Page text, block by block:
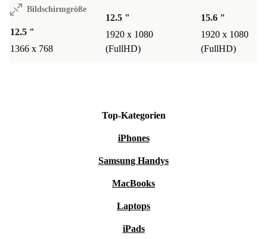
Bildschirmgröße
12.5 "
1366 x 768
12.5 "
1920 x 1080
(FullHD)
15.6 "
1920 x 1080
(FullHD)
Top-Kategorien
iPhones
Samsung Handys
MacBooks
Laptops
iPads